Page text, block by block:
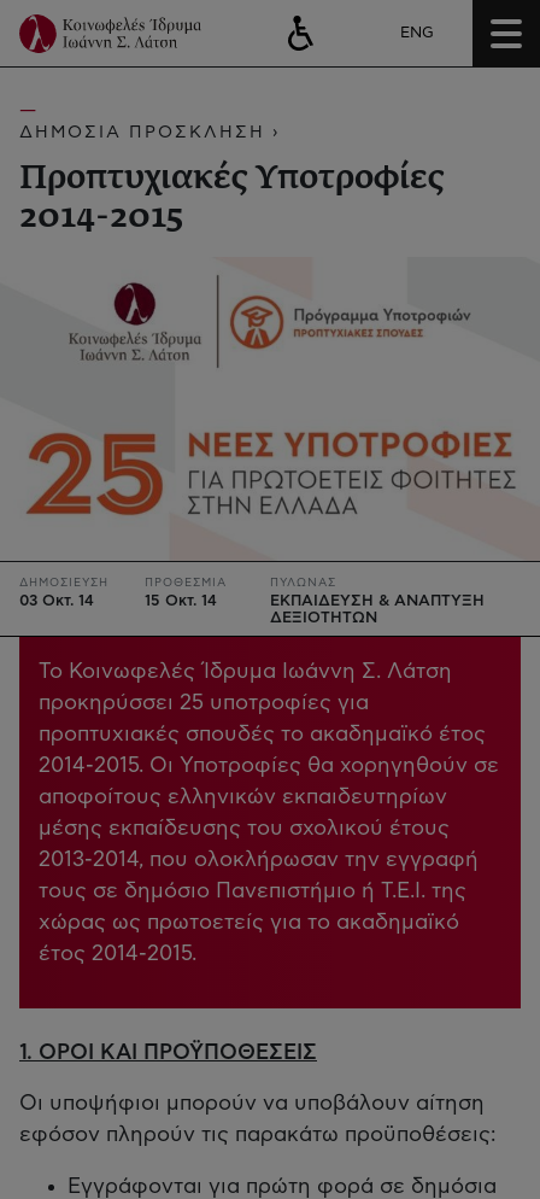
ENG
ΔΗΜΟΣΙΑ ΠΡΟΣΚΛΗΣΗ ›
Προπτυχιακές Υποτροφίες
2014-2015
ΔΗΜΟΣΙΕΥΣΗ
03 Οκτ. 14
ΠΡΟΘΕΣΜΙΑ
15 Οκτ. 14
ΠΥΛΩΝΑΣ
ΕΚΠΑΙΔΕΥΣΗ & ΑΝΑΠΤΥΞΗ
ΔΕΞΙΟΤΗΤΩΝ
Το Κοινωφελές Ίδρυμα Ιωάννη Σ. Λάτση
προκηρύσσει 25 υποτροφίες για
προπτυχιακές σπουδές το ακαδημαϊκό έτος
2014-2015. Οι Υποτροφίες θα χορηγηθούν σε
αποφοίτους ελληνικών εκπαιδευτηρίων
μέσης εκπαίδευσης του σχολικού έτους
2013-2014, που ολοκλήρωσαν την εγγραφή
τους σε δημόσιο Πανεπιστήμιο ή Τ.Ε.Ι. της
χώρας ως πρωτοετείς για το ακαδημαϊκό
έτος 2014-2015.
1. ΟΡΟΙ ΚΑΙ ΠΡΟΫΠΟΘΕΣΕΙΣ
Οι υποψήφιοι μπορούν να υποβάλουν αίτηση
εφόσον πληρούν τις παρακάτω προϋποθέσεις:
Εγγράφονται για πρώτη φορά σε δημόσια